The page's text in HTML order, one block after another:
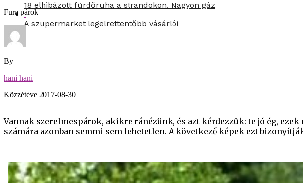
18 elhibázott fürdőruha a strandokon. Nagyon gáz
A szupermarket legelrettentőbb vásárlói
Fura párok
By
hani hani
Közzétéve 2017-08-30
Vannak szerelmespárok, akikre ránézünk, és azt kérdezzük: te jó ég,
számára azonban semmi sem lehetetlen. A következő képek ezt